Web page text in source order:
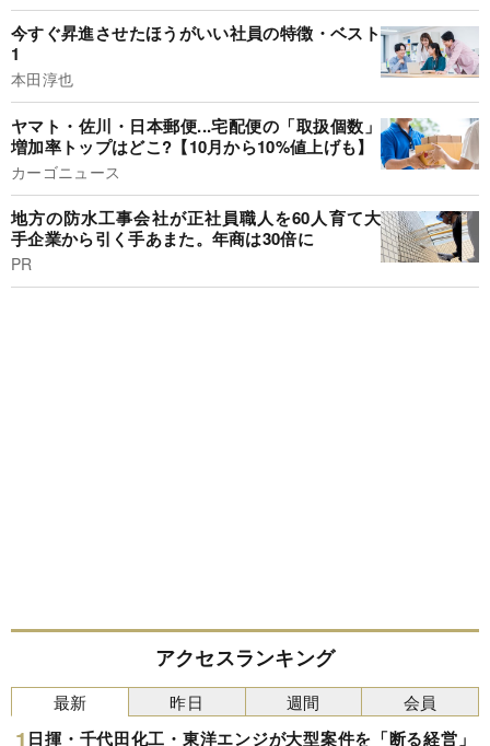
今すぐ昇進させたほうがいい社員の特徴・ベスト
1
本田淳也
ヤマト・佐川・日本郵便...宅配便の「取扱個数」
増加率トップはどこ?【10月から10%値上げも】
カーゴニュース
地方の防水工事会社が正社員職人を60人育て大
手企業から引く手あまた。年商は30倍に
PR
アクセスランキング
最新
日揮・千代田化工・東洋エンジが大型案件を「断る経営」
昨日 週間 会員